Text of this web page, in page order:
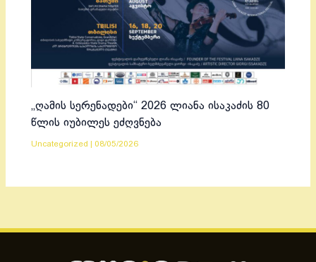
„ღამის სერენადები“ 2026 ლიანა ისაკაძის 80
წლის იუბილეს ეძღვნება
Uncategorized 08/05/2026